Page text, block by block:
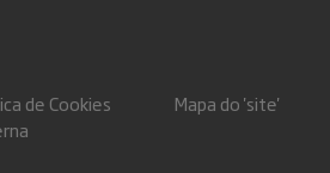
de Cookies
Mapa do 'site'